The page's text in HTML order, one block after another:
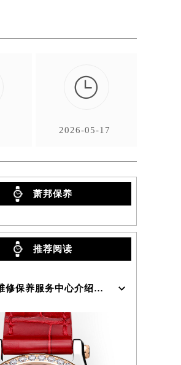

2026-05-17
萧邦保养
推荐阅读
萧邦维修保养服务中心介绍 | Chopard